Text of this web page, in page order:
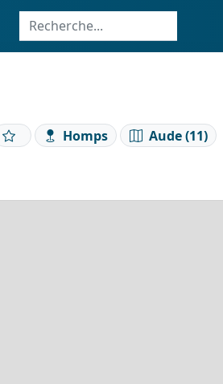
Homps Aude (11)